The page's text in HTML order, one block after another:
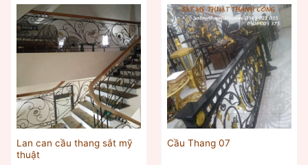
Lan can cầu thang sắt mỹ
thuật
Cầu Thang 07